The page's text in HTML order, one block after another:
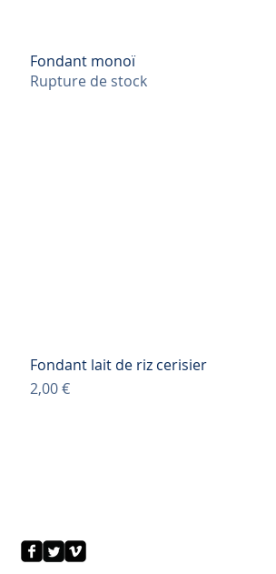
Fondant monoï
Rupture de stock
Fondant lait de riz cerisier
Prix
2,00 €